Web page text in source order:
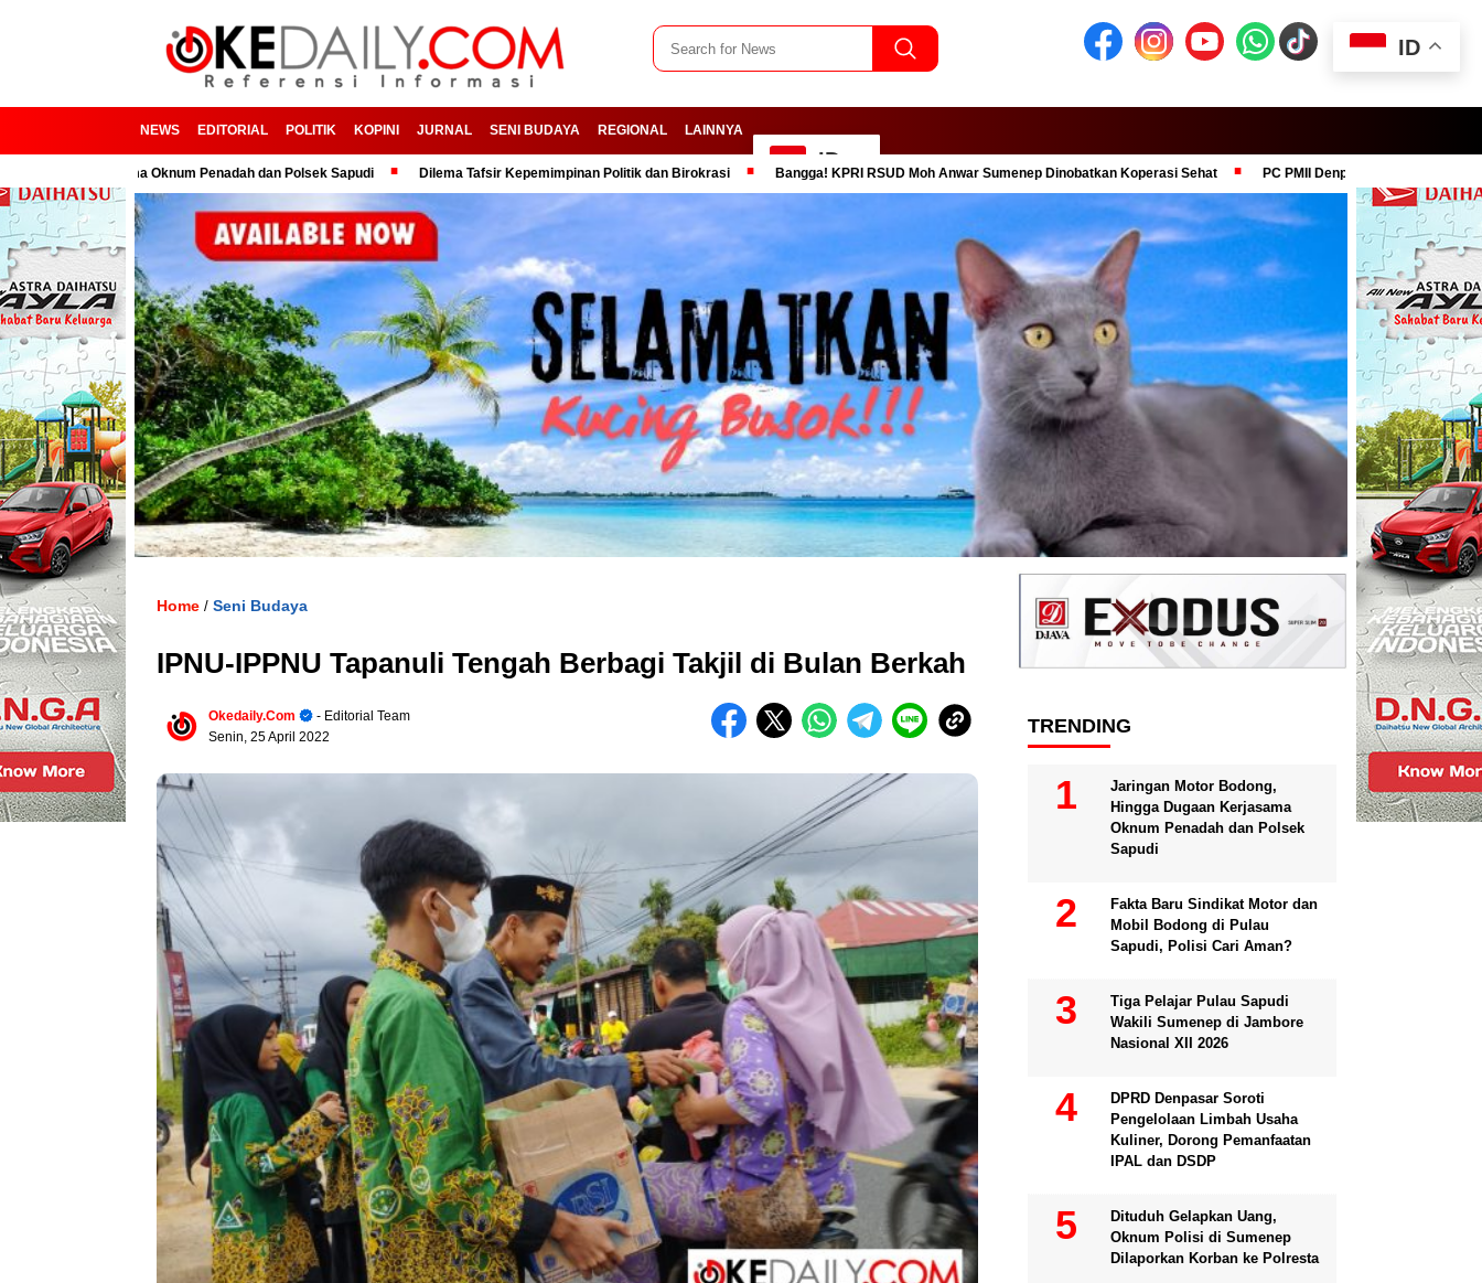
NEWS EDITORIAL POLITIK KOPINI JURNAL SENI BUDAYA REGIONAL LAINNYA
ID
Oknum Penadah dan Polsek Sapudi Dilema Tafsir Kepemimpinan Politik dan Birokrasi Bangga! KPRI RSUD Moh Anwar Sumenep Dinobatkan Koperasi Sehat PC PMII Denpasar Dukung Komitmen
Home / Seni Budaya
IPNU-IPPNU Tapanuli Tengah Berbagi Takjil di Bulan Berkah
Okedaily.com
- Editorial Team
Senin, 25 April 2022
TRENDING
Jaringan Motor Bodong,
Hingga Dugaan Kerjasama
Oknum Penadah dan Polsek
Sapudi
Fakta Baru Sindikat Motor dan
Mobil Bodong di Pulau
Sapudi, Polisi Cari Aman?
Tiga Pelajar Pulau Sapudi
Wakili Sumenep di Jambore
Nasional XII 2026
DPRD Denpasar Soroti
Pengelolaan Limbah Usaha
Kuliner, Dorong Pemanfaatan
IPAL dan DSDP
Dituduh Gelapkan Uang,
Oknum Polisi di Sumenep
Dilaporkan Korban ke Polresta
ID